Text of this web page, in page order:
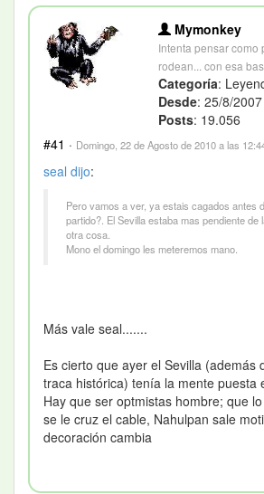
Mymonkey
Intenta pensar como
rodean... con esa
Categoría:
Desde: 25/8/2007
Posts: 19.056
#41 · Domingo, 22 de Agosto de 2010 a las
seal dijo:
Pero vamos a ver, ya estais cagados antes
partido?. El Sevilla estaba mas pendiente de
otra cosa.
Mono el domingo les meteremos mano.
Más vale seal.......
Es cierto que ayer el Sevilla (además
traca histórica) tenía la mente puesta
Hay que ser optmistas hombre; que
se le cruz el cable, Nahulpan sale
decoración cambia